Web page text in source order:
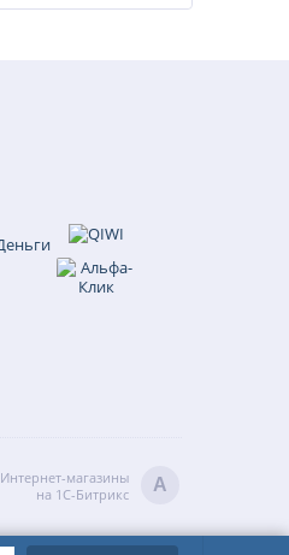
Интернет-магазины
на 1С-Битрикс
A